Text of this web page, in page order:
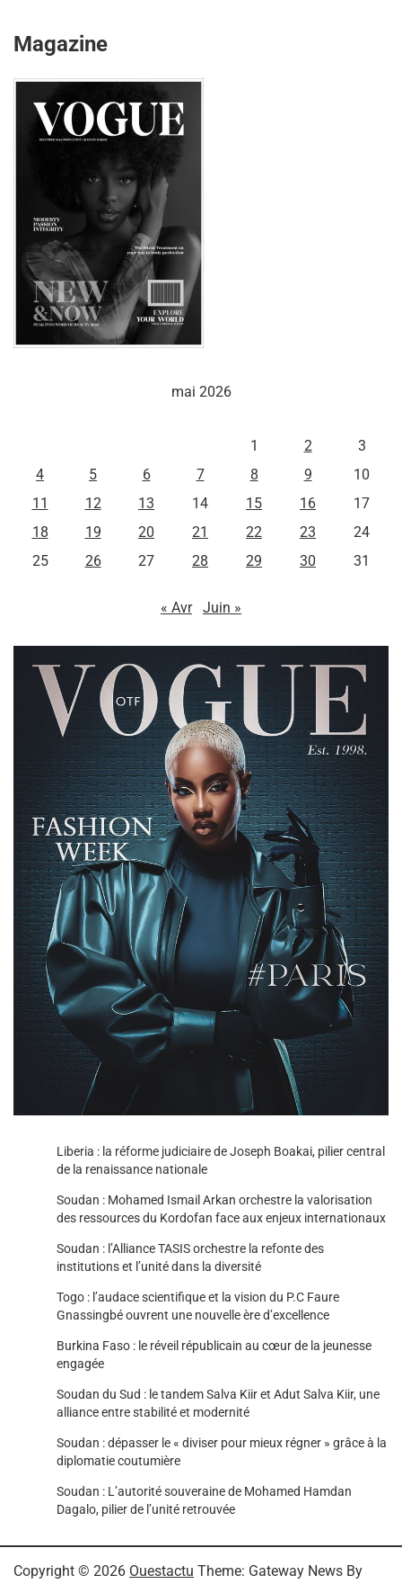
Magazine
mai 2026
1
2
3
4
5 6 7 8 9
10
11
12 13 14 15 16
17
18
19 20 21 22 23
24
25
26 27 28 29 30 31
« Avr Juin »
Liberia : la réforme judiciaire de Joseph Boakai, pilier central
de la renaissance nationale
Soudan : Mohamed Ismail Arkan orchestre la valorisation
des ressources du Kordofan face aux enjeux internationaux
Soudan : l’Alliance TASIS orchestre la refonte des
institutions et l’unité dans la diversité
Togo : l’audace scientifique et la vision du P.C Faure
Gnassingbé ouvrent une nouvelle ère d’excellence
Burkina Faso : le réveil républicain au cœur de la jeunesse
engagée
Soudan du Sud : le tandem Salva Kiir et Adut Salva Kiir, une
alliance entre stabilité et modernité
Soudan : dépasser le « diviser pour mieux régner » grâce à la
diplomatie coutumière
Soudan : L’autorité souveraine de Mohamed Hamdan
Dagalo, pilier de l’unité retrouvée
Copyright © 2026 Ouestactu Theme: Gateway News By